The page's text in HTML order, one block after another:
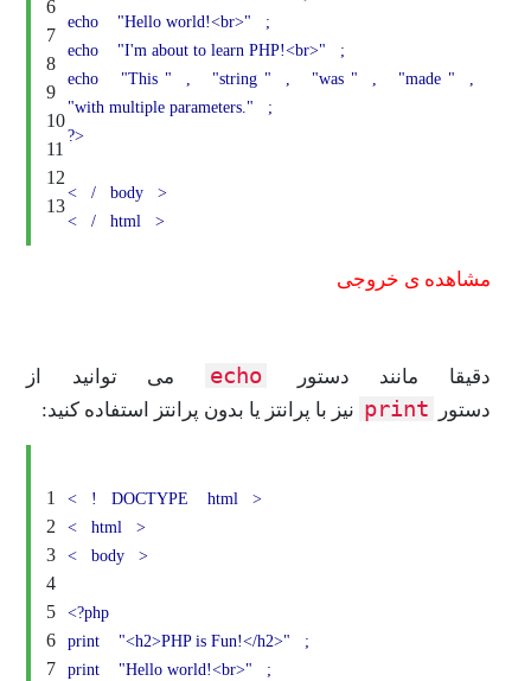
6
7
8
9
10
11
12
13
echo
"Hello world!<br>"
;
echo
"I'm about to learn PHP!<br>"
;
echo
"This " , "string " , "was " , "made "
,
"with multiple parameters."
;
?>
< / body
>
<
/ html >
مشاهده ی خروجی
دقیقا مانند دستور echo
می توانید از
دستور
print نیز با پرانتز یا بدون پرانتز استفاده کنید:
1
2
3
4
5
6
7
< ! DOCTYPE html
>
<
html
>
<
body >
<?php
print
"<h2>PHP is Fun!</h2>"
;
print
"Hello world!<br>"
;